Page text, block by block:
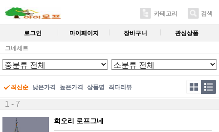
카테고리 검색
로그인 마이페이지 장바구니 관심상품
그네세트
최신순 낮은가격 높은가격 상품명 최다리뷰
1 - 7
회오리 로프그네